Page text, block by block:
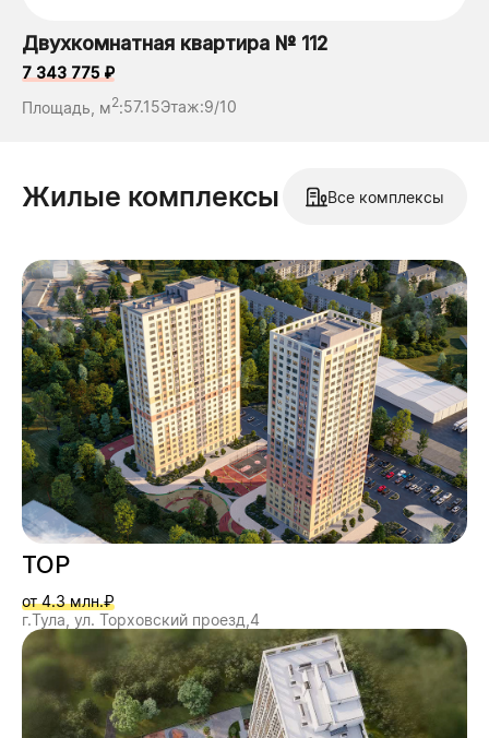
Двухкомнатная квартира № 112
7 343 775 ₽
Площадь, м2:57.15Этаж:9/10
Жилые комплексы Все комплексы
ТОР
от 4.3 млн.₽
г.Тула, ул. Торховский проезд,4